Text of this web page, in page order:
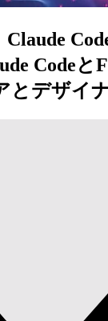
Claude
Codeと
とデザイ